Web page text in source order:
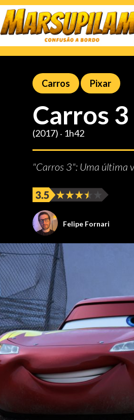
Carros Pixar
Carros 3
(2017) ‧ 1h42
"Carros 3": Uma última
Felipe Fornari